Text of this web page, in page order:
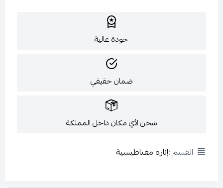
جودة عالية
ضمان حقيقي
شحن لأي مكان داخل المملكة
القسم :إنارة مغناطيسية